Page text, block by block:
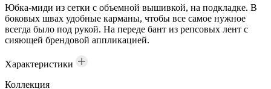
Юбка-миди из сетки с объемной вышивкой, на подкладке. В
боковых швах удобные карманы, чтобы все самое нужное
всегда было под рукой. На переде бант из репсовых лент с
сияющей брендовой аппликацией.
Характеристики
Коллекция